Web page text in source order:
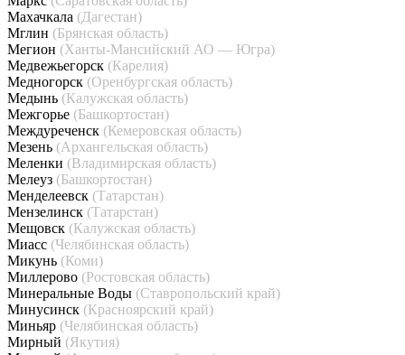
Махачкала (Дагестан)
Мглин (Брянская область)
Мегион (Ханты-Мансийский АО — Югра)
Медвежьегорск (Карелия)
Медногорск (Оренбургская область)
Медынь (Калужская область)
Межгорье (Башкортостан)
Междуреченск (Кемеровская область)
Мезень (Архангельская область)
Меленки (Владимирская область)
Мелеуз (Башкортостан)
Менделеевск (Татарстан)
Мензелинск (Татарстан)
Мещовск (Калужская область)
Миасс (Челябинская область)
Микунь (Коми)
Миллерово (Ростовская область)
Минеральные Воды (Ставропольский край)
Минусинск (Красноярский край)
Миньяр (Челябинская область)
Мирный (Якутия)